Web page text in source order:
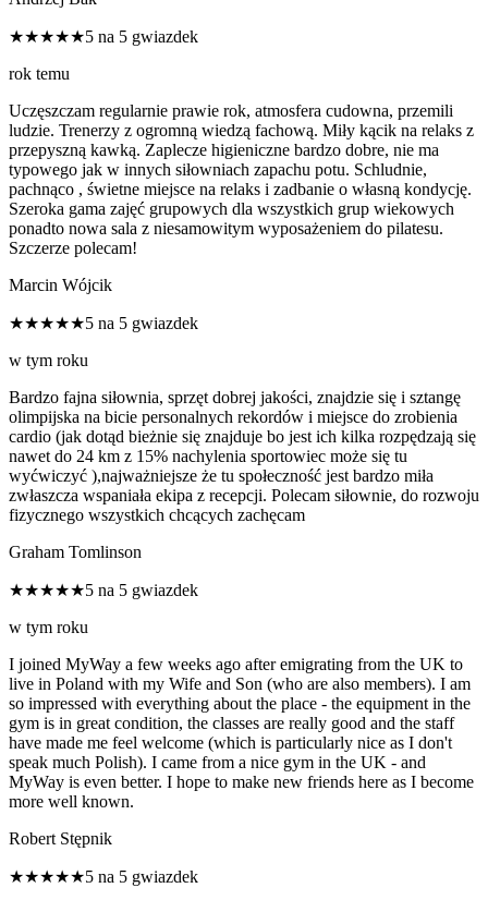
★★★★★5 na 5 gwiazdek
rok temu
Uczęszczam regularnie prawie rok, atmosfera cudowna, przemili
ludzie. Trenerzy z ogromną wiedzą fachową. Miły kącik na relaks z
przepyszną kawką. Zaplecze higieniczne bardzo dobre, nie ma
typowego jak w innych siłowniach zapachu potu. Schludnie,
pachnąco , świetne miejsce na relaks i zadbanie o własną kondycję.
Szeroka gama zajęć grupowych dla wszystkich grup wiekowych
ponadto nowa sala z niesamowitym wyposażeniem do pilatesu.
Szczerze polecam!
Marcin Wójcik
★★★★★5 na 5 gwiazdek
w tym roku
Bardzo fajna siłownia, sprzęt dobrej jakości, znajdzie się i sztangę
olimpijska na bicie personalnych rekordów i miejsce do zrobienia
cardio (jak dotąd bieżnie się znajduje bo jest ich kilka rozpędzają się
nawet do 24 km z 15% nachylenia sportowiec może się tu
wyćwiczyć ),najważniejsze że tu społeczność jest bardzo miła
zwłaszcza wspaniała ekipa z recepcji. Polecam siłownie, do rozwoju
fizycznego wszystkich chcących zachęcam
Graham Tomlinson
★★★★★5 na 5 gwiazdek
w tym roku
I joined MyWay a few weeks ago after emigrating from the UK to
live in Poland with my Wife and Son (who are also members). I am
so impressed with everything about the place - the equipment in the
gym is in great condition, the classes are really good and the staff
have made me feel welcome (which is particularly nice as I don't
speak much Polish). I came from a nice gym in the UK - and
MyWay is even better. I hope to make new friends here as I become
more well known.
Robert Stępnik
★★★★★5 na 5 gwiazdek